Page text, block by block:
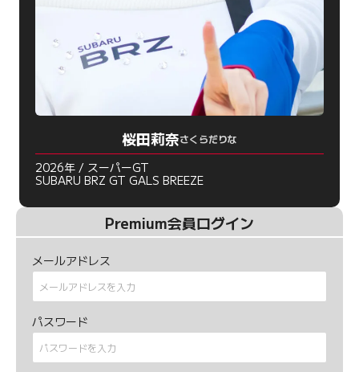
桜田莉奈さくらだりな
2026年 / スーパーGT
SUBARU BRZ GT GALS BREEZE
Premium会員ログイン
メールアドレス
パスワード